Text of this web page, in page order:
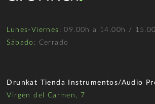
Lunes-Viernes : 09.00h a 14.00h /
Sábado : Cerrado
Drunkat Tienda Instrumentos/Audio
Virgen del Carmen, 7